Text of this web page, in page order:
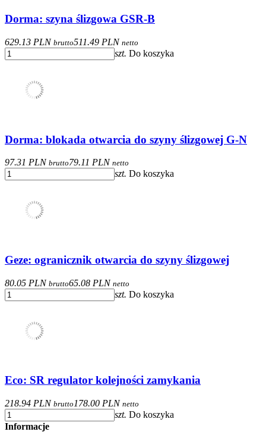
Dorma: szyna ślizgowa GSR-B
629.13 PLN brutto511.49 PLN netto
szt. Do koszyka
Dorma: blokada otwarcia do szyny ślizgowej G-N
97.31 PLN brutto79.11 PLN netto
szt. Do koszyka
Geze: ogranicznik otwarcia do szyny ślizgowej
80.05 PLN brutto65.08 PLN netto
szt. Do koszyka
Eco: SR regulator kolejności zamykania
218.94 PLN brutto 178.00 PLN netto
szt. Do koszyka
Informacje